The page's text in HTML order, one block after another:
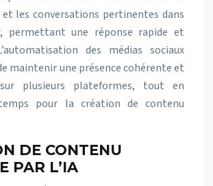
les conversations pertinentes dans
permettant une réponse rapide et
des médias sociaux
maintenir une présence cohérente et
plusieurs plateformes, tout en
pour la création de contenu
DE CONTENU
PAR L’IA